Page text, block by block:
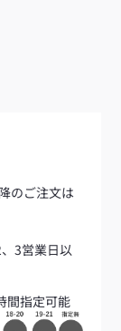
のご注文は
3営業日以
間指定可能